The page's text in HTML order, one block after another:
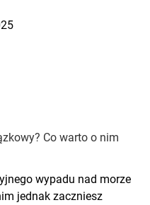
Co warto o nim
wypadu nad morze
jednak zaczniesz